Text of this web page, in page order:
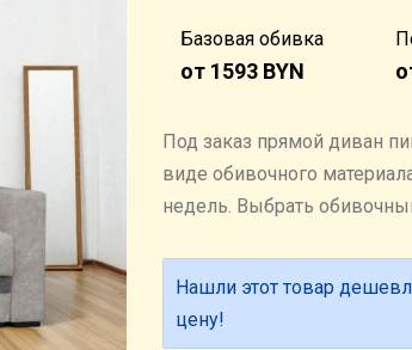
Базовая обивка
от 1593 BYN
Под заказ прямой диван
виде обивочного
недель. Выбрать
Нашли этот товар
цену!